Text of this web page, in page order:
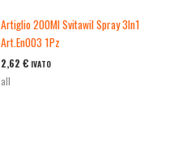
Artiglio 200Ml Svitawil Spray 3In1
Art.En003 1Pz
2,62 € IVATO
all